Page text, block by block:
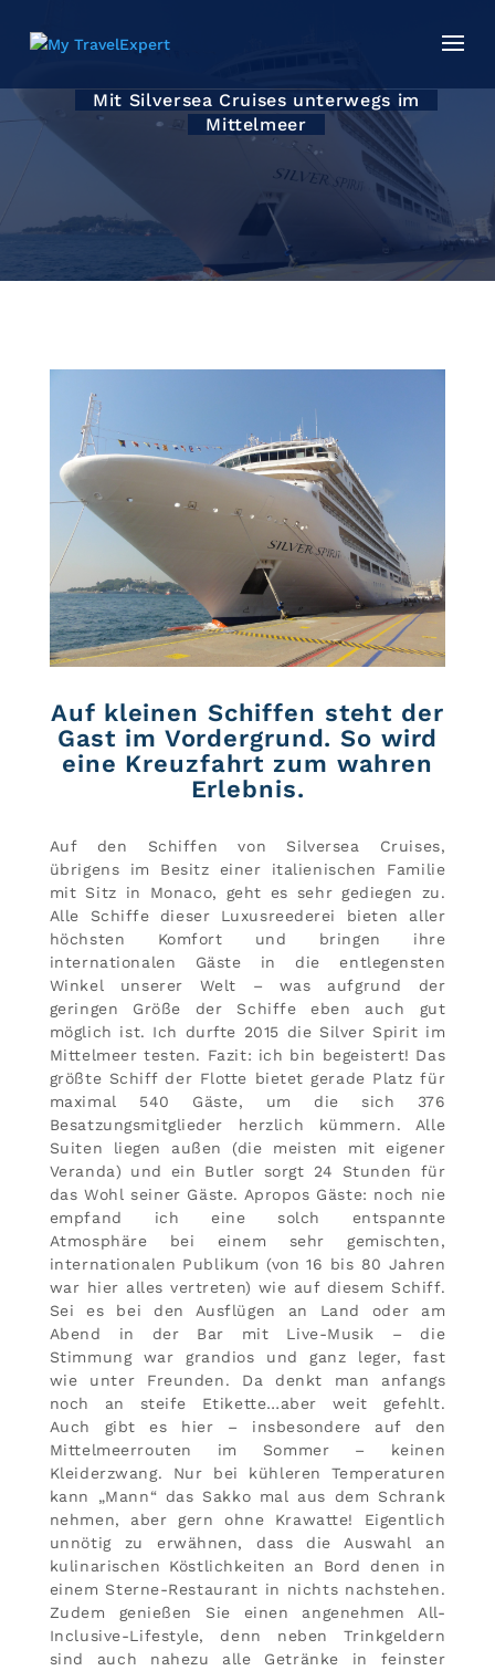
Mit Silversea Cruises unterwegs im
Mittelmeer
Auf kleinen Schiffen steht der
Gast im Vordergrund. So wird
eine Kreuzfahrt zum wahren
Erlebnis.
Auf den Schiffen von Silversea Cruises,
übrigens im Besitz einer italienischen Familie
mit Sitz in Monaco, geht es sehr gediegen zu.
Alle Schiffe dieser Luxusreederei bieten aller
höchsten Komfort und bringen ihre
internationalen Gäste in die entlegensten
Winkel unserer Welt – was aufgrund der
geringen Größe der Schiffe eben auch gut
möglich ist. Ich durfte 2015 die Silver Spirit im
Mittelmeer testen. Fazit: ich bin begeistert! Das
größte Schiff der Flotte bietet gerade Platz für
maximal 540 Gäste, um die sich 376
Besatzungsmitglieder herzlich kümmern. Alle
Suiten liegen außen (die meisten mit eigener
Veranda) und ein Butler sorgt 24 Stunden für
das Wohl seiner Gäste. Apropos Gäste: noch nie
empfand ich eine solch entspannte
Atmosphäre bei einem sehr gemischten,
internationalen Publikum (von 16 bis 80 Jahren
war hier alles vertreten) wie auf diesem Schiff.
Sei es bei den Ausflügen an Land oder am
Abend in der Bar mit Live-Musik – die
Stimmung war grandios und ganz leger, fast
wie unter Freunden. Da denkt man anfangs
noch an steife Etikette…aber weit gefehlt.
Auch gibt es hier – insbesondere auf den
Mittelmeerrouten im Sommer – keinen
Kleiderzwang. Nur bei kühleren Temperaturen
kann „Mann“ das Sakko mal aus dem Schrank
nehmen, aber gern ohne Krawatte! Eigentlich
unnötig zu erwähnen, dass die Auswahl an
kulinarischen Köstlichkeiten an Bord denen in
einem Sterne-Restaurant in nichts nachstehen.
Zudem genießen Sie einen angenehmen All-
Inclusive-Lifestyle, denn neben Trinkgeldern
sind auch nahezu alle Getränke in feinster